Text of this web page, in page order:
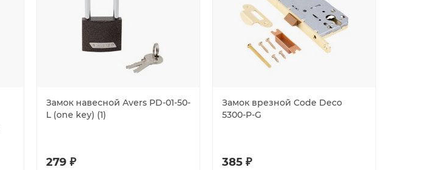
Замок навесной Avers PD-01-50-
L (one key) (1)
279 ₽
Замок врезной Code Deco
5300-P-G
385 ₽